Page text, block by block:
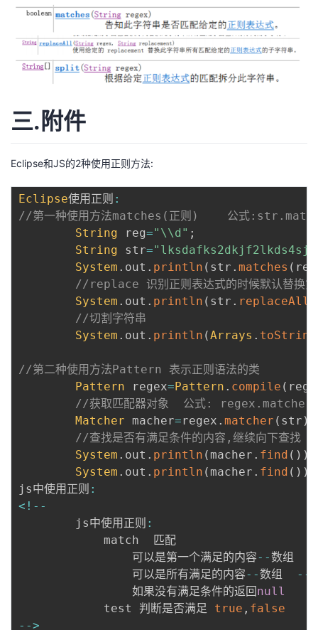
三.附件
Eclipse和JS的2种使用正则方法:
Eclipse使用正则 :
//第一种使用方法matches(正则)    公式
String reg="\\d" ;
String str=
System . out . println ( str . matches ( reg
//replace 识别正则表达式的时候默认替换
System . out . println ( str . replaceAll
//切割字符串
System . out . println (Arrays . toString
//第二种使用方法Pattern 表示正则语法的类
Pattern regex=Pattern . compile ( reg
//获取匹配器对象  公式:
Matcher macher=regex . matcher ( str )
//查找是否有满足条件的内容,继续向下查找
System . out . println ( macher . find ( ) )
System . out . println ( macher . find ( ) )
js中使用正则 :
< ! --
        js中使用正则
:
            match  匹配
                可以是第一个满足的内容
--数组
                可以是所有满足的内容
--数组 --
                如果没有满足条件的返回
null
            test 判断是否满足
true , false
-->